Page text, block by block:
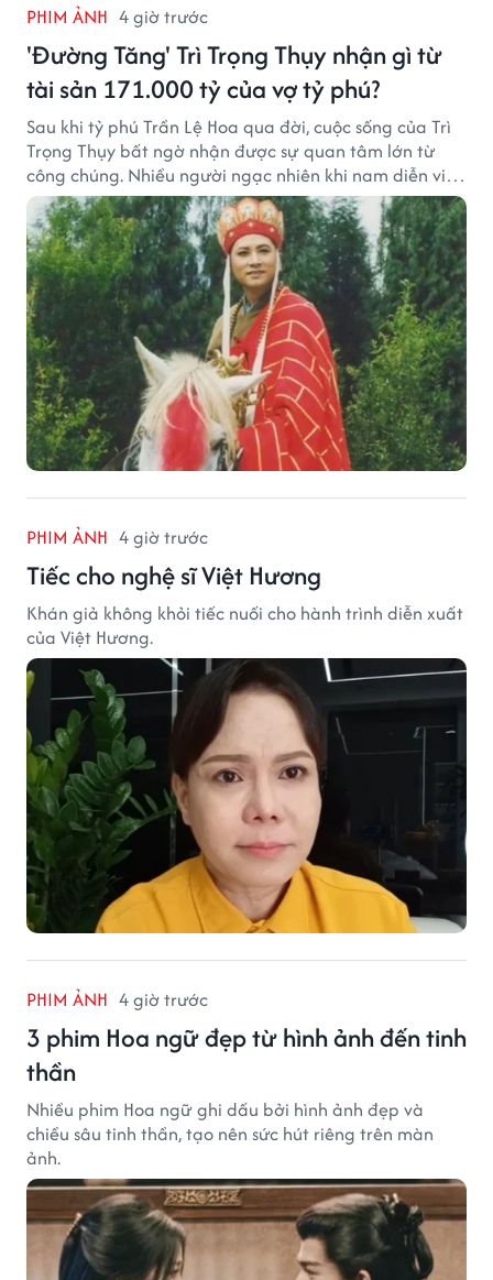
PHIM ẢNH 4 giờ trước
'Đường Tăng' Trì Trọng Thụy nhận gì từ
tài sản 171.000 tỷ của vợ tỷ phú?
Sau khi tỷ phú Trần Lệ Hoa qua đời, cuộc sống của Trì
Trọng Thụy bất ngờ nhận được sự quan tâm lớn từ
công chúng. Nhiều người ngạc nhiên khi nam diễn viên
nổi tiếng với vai Đường Tăng không xuất hiện trong
danh sách thừa kế khối tài sản hàng chục tỷ NDT.
PHIM ẢNH 4 giờ trước
Tiếc cho nghệ sĩ Việt Hương
Khán giả không khỏi tiếc nuối cho hành trình diễn xuất
của Việt Hương.
PHIM ẢNH 4 giờ trước
3 phim Hoa ngữ đẹp từ hình ảnh đến tinh
thần
Nhiều phim Hoa ngữ ghi dấu bởi hình ảnh đẹp và
chiều sâu tinh thần, tạo nên sức hút riêng trên màn
ảnh.